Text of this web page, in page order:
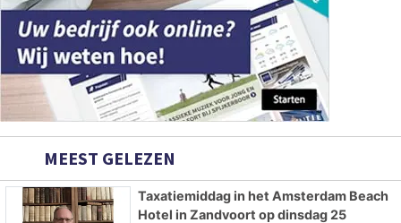
MEEST GELEZEN
Taxatiemiddag in het Amsterdam Beach
Hotel in Zandvoort op dinsdag 25